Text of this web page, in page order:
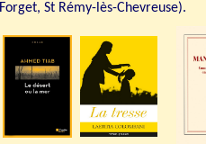
Forget, St Rémy-lès-Chevreuse).